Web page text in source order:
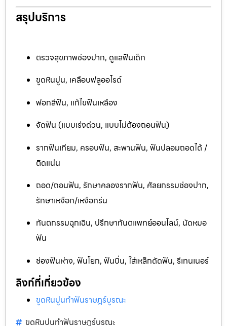
สรุปบริการ
ตรวจสุขภาพช่องปาก, ดูแลฟันเด็ก
ขูดหินปูน, เคลือบฟลูออไรด์
ฟอกสีฟัน, แก้ไขฟันเหลือง
จัดฟัน (แบบเร่งด่วน, แบบไม่ต้องถอนฟัน)
รากฟันเทียม, ครอบฟัน, สะพานฟัน, ฟันปลอมถอดได้ /
ติดแน่น
ถอด/ถอนฟัน, รักษาคลองรากฟัน, ศัลยกรรมช่องปาก,
รักษาเหงือก/เหงือกร่น
ทันตกรรมฉุกเฉิน, ปรึกษาทันตแพทย์ออนไลน์, นัดหมอ
ฟัน
ช่องฟันห่าง, ฟันโยก, ฟันบิ่น, ใส่เหล็กดัดฟัน, รีเทนเนอร์
ลิงก์ที่เกี่ยวข้อง
ขูดหินปูนทำฟันราษฎร์บูรณะ
ขูดหินปูนทำฟันราษฎร์บูรณะ